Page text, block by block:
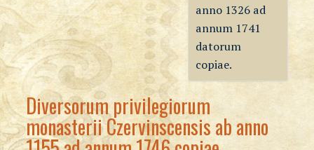
anno 1326 ad
annum 1741
datorum
copiae.
Diversorum privilegiorum
monasterii Czervinscensis ab anno